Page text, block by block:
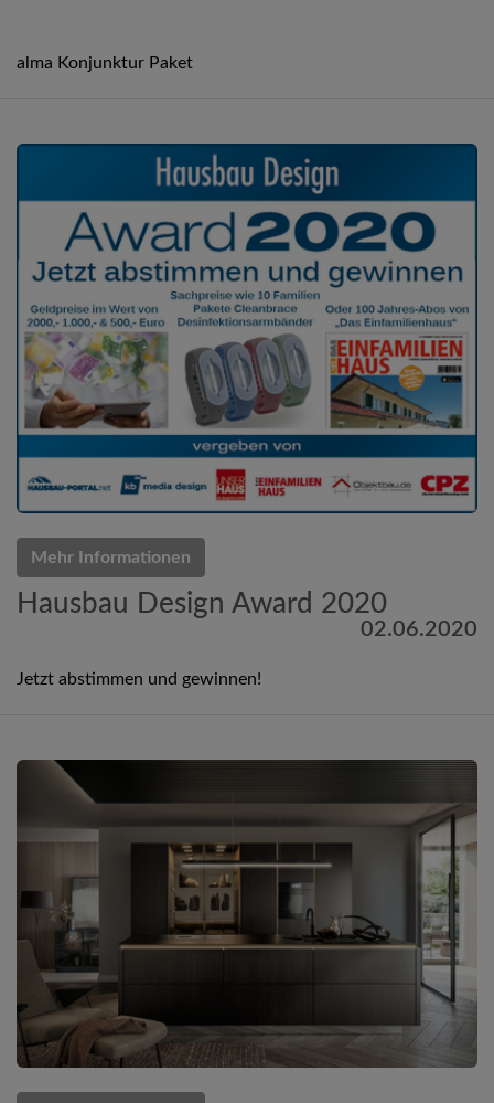
alma Konjunktur Paket
Mehr Informationen
Hausbau Design Award 2020
02.06.2020
Jetzt abstimmen und gewinnen!